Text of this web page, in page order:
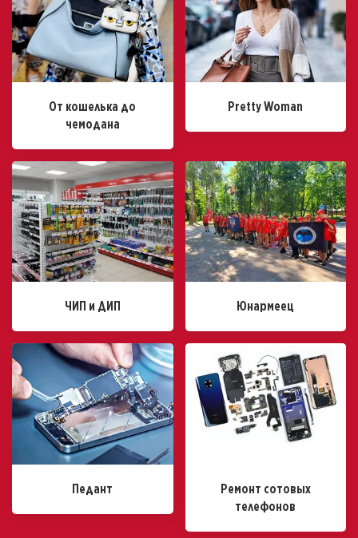
От кошелька до
чемодана
Pretty Woman
ЧИП и ДИП Юнармеец
Педант
Ремонт сотовых
телефонов